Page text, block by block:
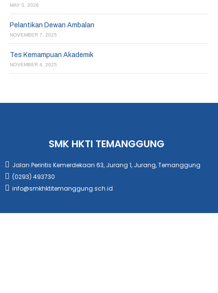
MAY 5, 2026
Pelantikan Dewan Ambalan
NOVEMBER 7, 2025
Tes Kemampuan Akademik
NOVEMBER 4, 2025
SMK HKTI TEMANGGUNG
Jalan Perintis Kemerdekaan 63, Jurang 1, Jurang, Temanggung
(0293) 493730
info@smkhktitemanggung.sch.id